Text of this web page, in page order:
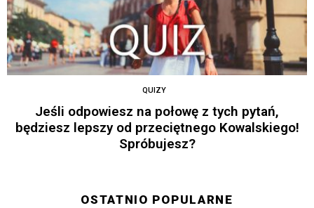
QUIZY
Jeśli odpowiesz na połowę z tych pytań,
będziesz lepszy od przeciętnego Kowalskiego!
Spróbujesz?
OSTATNIO POPULARNE